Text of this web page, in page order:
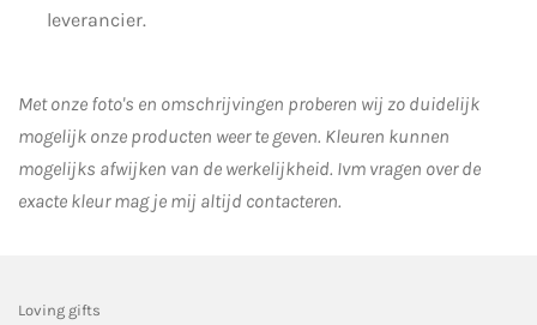
leverancier.
Met onze foto's en omschrijvingen proberen wij zo duidelijk
mogelijk onze producten weer te geven. Kleuren kunnen
mogelijks afwijken van de werkelijkheid. Ivm vragen over de
exacte kleur mag je mij altijd contacteren.
Loving gifts